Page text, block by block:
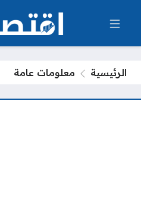
الرئيسية معلومات عامة